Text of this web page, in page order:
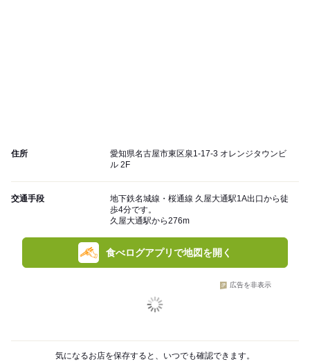
住所
愛知県名古屋市東区泉1-17-3 オレンジタウンビ
ル 2F
交通手段
地下鉄名城線・桜通線 久屋大通駅1A出口から徒
歩4分です。
久屋大通駅から276m
食べログアプリで地図を開く
広告を非表示
気になるお店を保存すると、いつでも確認できます。